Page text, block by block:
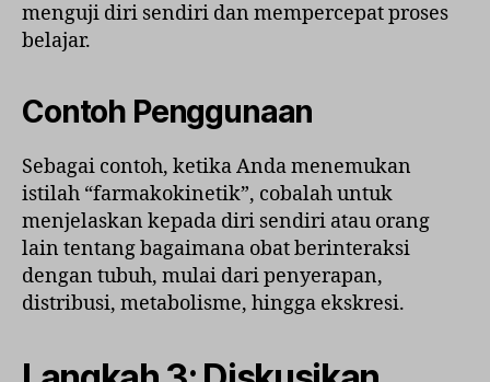
menguji diri sendiri dan mempercepat proses
belajar.
Contoh Penggunaan
Sebagai contoh, ketika Anda menemukan
istilah “farmakokinetik”, cobalah untuk
menjelaskan kepada diri sendiri atau orang
lain tentang bagaimana obat berinteraksi
dengan tubuh, mulai dari penyerapan,
distribusi, metabolisme, hingga ekskresi.